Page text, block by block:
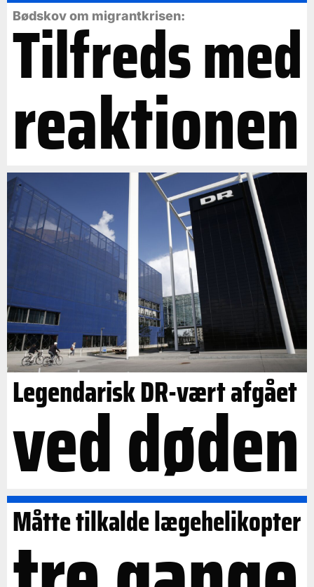
Bødskov om migrantkrisen:
Tilfreds med
reaktionen
Legendarisk DR-vært afgået
ved døden
Måtte tilkalde lægehelikopter